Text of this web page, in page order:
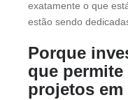
exatamente o que
estão sendo
Porque
que
projetos em